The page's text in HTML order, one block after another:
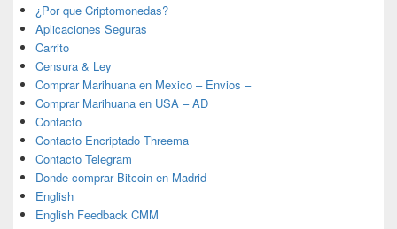
¿Por que Criptomonedas?
Aplicaciones Seguras
Carrito
Censura & Ley
Comprar Marihuana en Mexico – Envios –
Comprar Marihuana en USA – AD
Contacto
Contacto Encriptado Threema
Contacto Telegram
Donde comprar Bitcoin en Madrid
English
English Feedback CMM